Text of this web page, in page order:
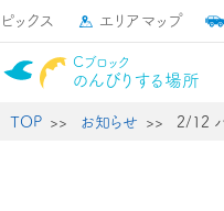
ックス エリアマップ
Cブロック
のんびりする場所
TOP お知らせ 2/12